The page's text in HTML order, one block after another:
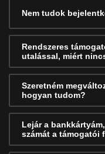
Nem tudok
Rendszeres
utalással, miért
Szeretném
hogyan tudom?
Lejár a
számát a támogatói